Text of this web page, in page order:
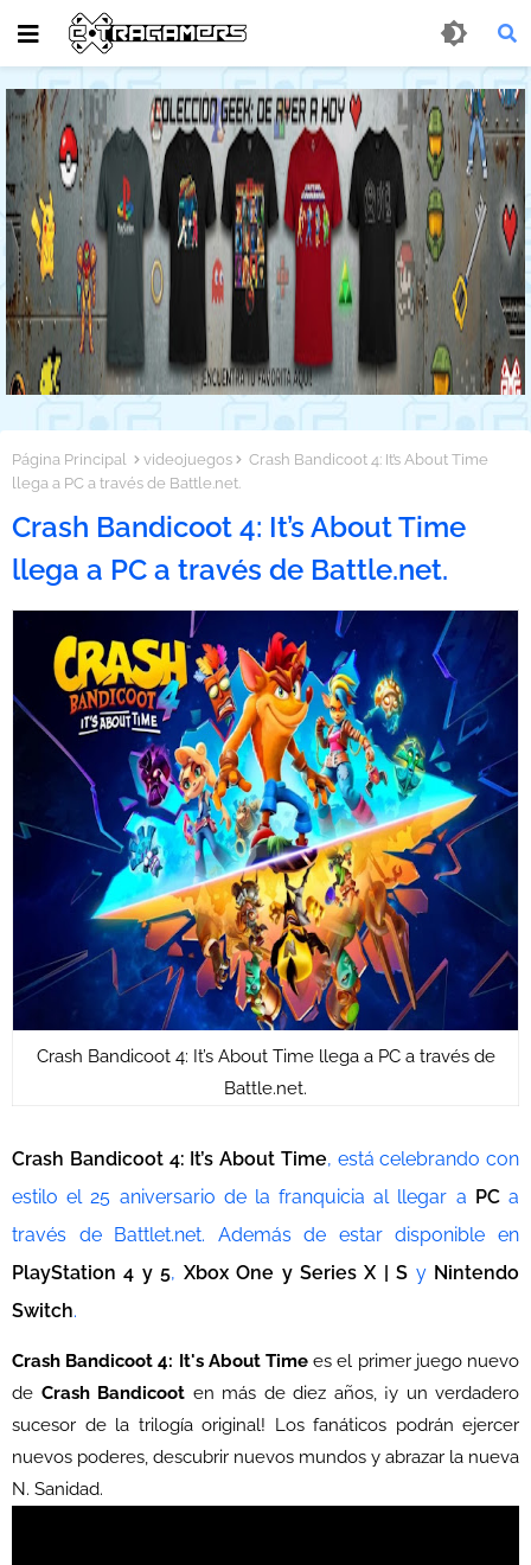
Página Principal videojuegos
Crash Bandicoot 4: It’s About Time
llega a PC a través de Battle.net.
Crash Bandicoot 4: It’s About Time
llega a PC a través de Battle.net.
Crash Bandicoot 4: It’s About Time llega a PC a través de
Battle.net.
Crash Bandicoot 4: It’s About Time, está celebrando con
estilo el 25 aniversario de la franquicia al llegar a PCa
través de Battlet.net. Además de estar disponible en
PlayStation 4 y 5, Xbox One y Series X | S y Nintendo
Switch.
Crash Bandicoot 4: It's About Time es el primer juego nuevo
de Crash Bandicoot en más de diez años, ¡y un verdadero
sucesor de la trilogía original! Los fanáticos podrán ejercer
nuevos poderes, descubrir nuevos mundos y abrazar la nueva
N. Sanidad.